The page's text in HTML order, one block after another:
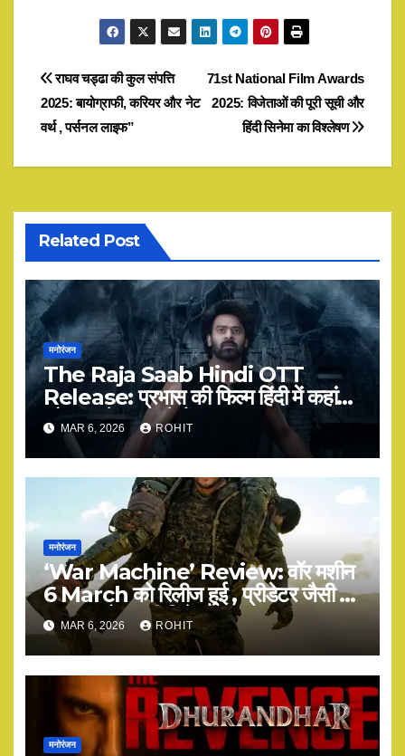
Post
navigation
71st National Film Awards
2025: विजेताओं की पूरी सूची और
हिंदी सिनेमा का विश्लेषण
राघव चड्ढा की कुल संपत्ति
2025: बायोग्राफी, करियर और नेट
वर्थ , पर्सनल लाइफ”
Related Post
मनोरंजन
The Raja Saab Hindi OTT
Release: प्रभास की फिल्म हिंदी में कहां
और कब देख सकते हैं?
MAR 6, 2026 ROHIT
मनोरंजन
‘War Machine’ Review: वॉर मशीन
6 March को रिलीज हुई , प्रीडेटर जैसी है
या कुछ और? पूरी डिटेल
MAR 6, 2026 ROHIT
मनोरंजन